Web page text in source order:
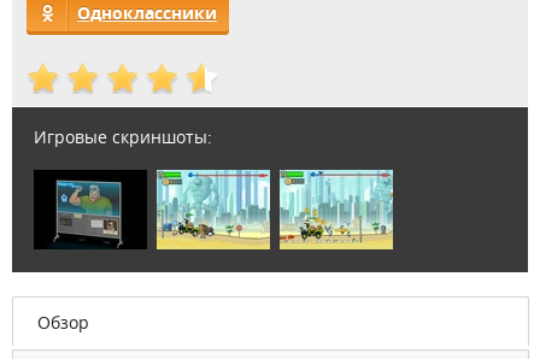
Одноклассники
Игровые скриншоты:
Обзор